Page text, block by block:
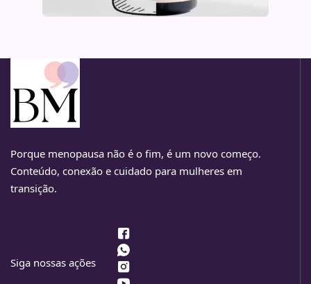
Porque menopausa não é o fim, é um novo começo.
Conteúdo, conexão e cuidado para mulheres em
transição.
Siga nossas ações